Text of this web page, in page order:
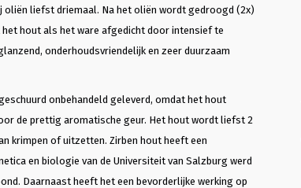
oliën liefst driemaal. Na het oliën wordt gedroogd (2x)
hout als het ware afgedicht door intensief te
onderhoudsvriendelijk en zeer duurzaam
onbehandeld geleverd, omdat het hout
de prettig aromatische geur. Het hout wordt liefst 2
krimpen of uitzetten. Zirben hout heeft een
en biologie van de Universiteit van Salzburg werd
Daarnaast heeft het een bevorderlijke werking op